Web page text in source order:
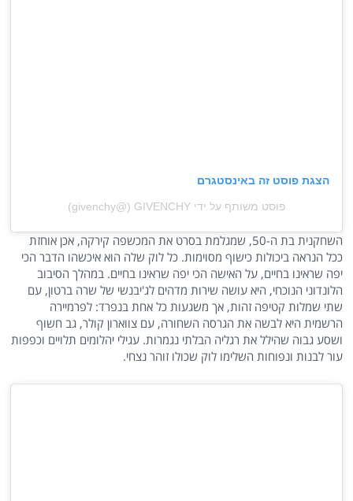
הצגת פוסט זה באינסטגרם
פוסט משותף על ידי ‏‎GIVENCHY‎‏ (@‏‎givenchy‎‏)
השחקנית בת ה-50, שמגלמת בסרט את המכשפה קירקה, אכן אוחזת
ככל הנראה ביכולות כישוף מסוימות. כל לוק שלה הוא איכשהו הדבר הכי
יפה שראינו בחיים, על האישה הכי יפה שראינו בחיים. במהלך הסיבוב
הלונדוני הנוכחי, היא עושה שירות מדהים לג'יבנשי של שרה ברטון, עם
שתי שמלות קטיפה זהות, אך משגעות כל אחת בנפרד: לפרמיירה
הרשמית היא לבשה את הגרסה השחורה, עם צווארון קולר, גב חשוף
ושסע גבוה שהילל את רגליה הבלתי נגמרות. עגילי יהלומים תלויים וכפפות
עור לבנות ונפוחות השלימו לוק שכולו זוהר נצחי.